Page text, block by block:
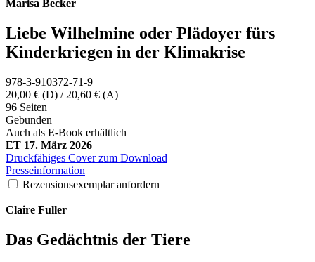
Marisa Becker
Liebe Wilhelmine oder Plädoyer fürs
Kinderkriegen in der Klimakrise
978-3-910372-71-9
20,00 € (D) / 20,60 € (A)
96 Seiten
Gebunden
Auch als E-Book erhältlich
ET 17. März 2026
Druckfähiges Cover zum Download
Presseinformation
Rezensionsexemplar anfordern
Claire Fuller
Das Gedächtnis der Tiere